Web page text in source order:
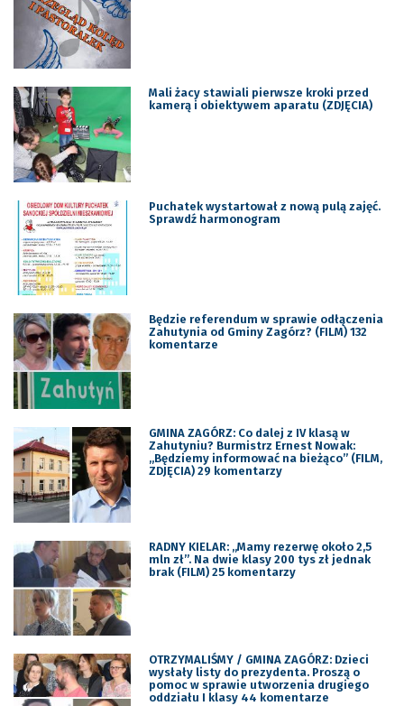
Mali żacy stawiali pierwsze kroki przed
kamerą i obiektywem aparatu (ZDJĘCIA)
Puchatek wystartował z nową pulą zajęć.
Sprawdź harmonogram
Będzie referendum w sprawie odłączenia
Zahutynia od Gminy Zagórz? (FILM) 132
komentarze
GMINA ZAGÓRZ: Co dalej z IV klasą w
Zahutyniu? Burmistrz Ernest Nowak:
„Będziemy informować na bieżąco” (FILM,
ZDJĘCIA) 29 komentarzy
RADNY KIELAR: „Mamy rezerwę około 2,5
mln zł”. Na dwie klasy 200 tys zł jednak
brak (FILM) 25 komentarzy
OTRZYMALIŚMY / GMINA ZAGÓRZ: Dzieci
wysłały listy do prezydenta. Proszą o
pomoc w sprawie utworzenia drugiego
oddziału I klasy 44 komentarze